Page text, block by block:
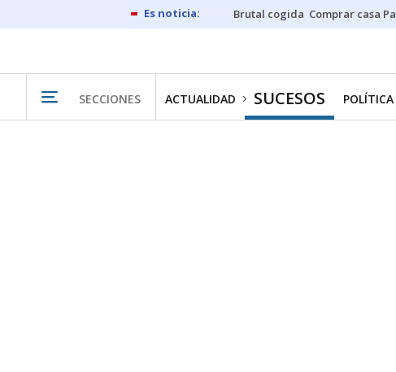
Brutal cogida Comprar casa
SECCIONES ACTUALIDAD SUCESOS POLÍTICA